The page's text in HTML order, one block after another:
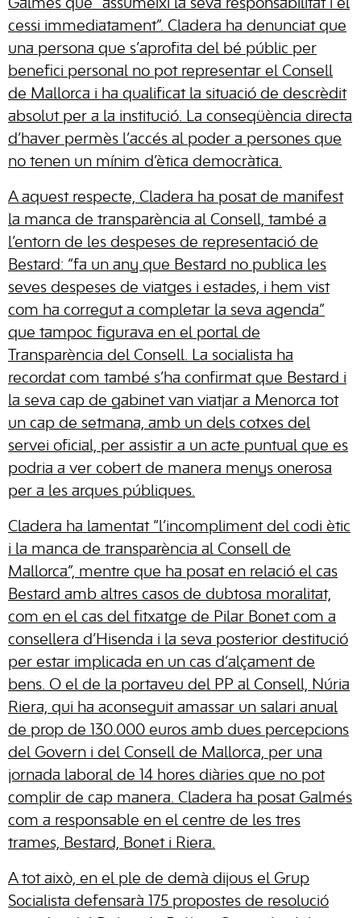
Galmés que “assumeixi la seva responsabilitat i el
cessi immediatament”. Cladera ha denunciat que
una persona que s’aprofita del bé públic per
benefici personal no pot representar el Consell
de Mallorca i ha qualificat la situació de descrèdit
absolut per a la institució. La conseqüència directa
d’haver permès l’accés al poder a persones que
no tenen un mínim d’ètica democràtica.
A aquest respecte, Cladera ha posat de manifest
la manca de transparència al Consell, també a
l’entorn de les despeses de representació de
Bestard: “fa un any que Bestard no publica les
seves despeses de viatges i estades, i hem vist
com ha corregut a completar la seva agenda”
que tampoc figurava en el portal de
Transparència del Consell. La socialista ha
recordat com també s’ha confirmat que Bestard i
la seva cap de gabinet van viatjar a Menorca tot
un cap de setmana, amb un dels cotxes del
servei oficial, per assistir a un acte puntual que es
podria a ver cobert de manera menys onerosa
per a les arques públiques.
Cladera ha lamentat “l’incompliment del codi ètic
i la manca de transparència al Consell de
Mallorca”, mentre que ha posat en relació el cas
Bestard amb altres casos de dubtosa moralitat,
com en el cas del fitxatge de Pilar Bonet com a
consellera d’Hisenda i la seva posterior destitució
per estar implicada en un cas d’alçament de
bens. O el de la portaveu del PP al Consell, Núria
Riera, qui ha aconseguit amassar un salari anual
de prop de 130.000 euros amb dues percepcions
del Govern i del Consell de Mallorca, per una
jornada laboral de 14 hores diàries que no pot
complir de cap manera. Cladera ha posat Galmés
com a responsable en el centre de les tres
trames, Bestard, Bonet i Riera.
A tot això, en el ple de demà dijous el Grup
Socialista defensarà 175 propostes de resolució